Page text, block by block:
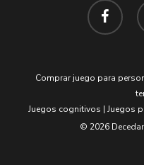
facebook
Comprar juego para
Juegos cognitivos | Juegos
© 2026